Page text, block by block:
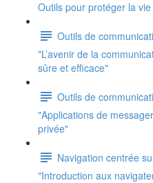
Outils pour protéger la
Outils de
"L’avenir de la
sûre et efficace"
Outils de
"Applications de
privée"
Navigation centrée
"Introduction aux